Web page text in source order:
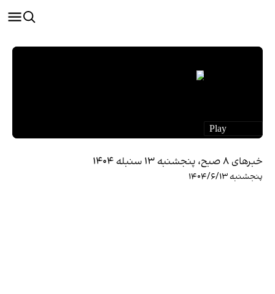
خبرهای ۸ صبح، پنجشنبه ۱۳ سنبله ۱۴۰۴
پنجشنبه ۱۴۰۴/۶/۱۳